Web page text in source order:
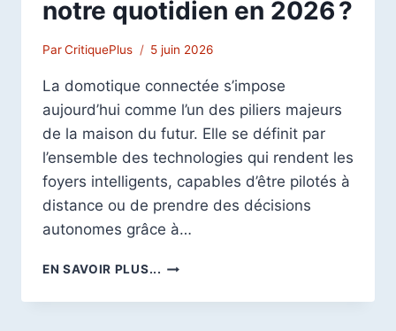
notre quotidien en 2026 ?
ParCritiquePlus 5 juin 2026
La domotique connectée s’impose
aujourd’hui comme l’un des piliers majeurs
de la maison du futur. Elle se définit par
l’ensemble des technologies qui rendent les
foyers intelligents, capables d’être pilotés à
distance ou de prendre des décisions
autonomes grâce à…
EN SAVOIR PLUS... LES
INNOVANTS